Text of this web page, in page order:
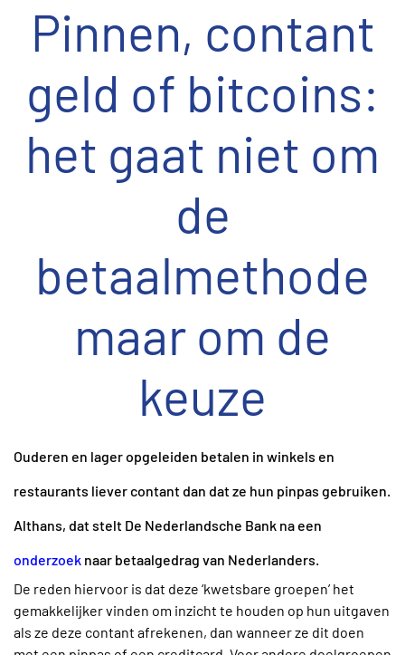
Pinnen, contant
geld of bitcoins:
het gaat niet om
de
betaalmethode
maar om de
keuze
Ouderen en lager opgeleiden betalen in winkels en
restaurants liever contant dan dat ze hun pinpas gebruiken.
Althans, dat stelt De Nederlandsche Bank na een
onderzoek naar betaalgedrag van Nederlanders.
De reden hiervoor is dat deze ‘kwetsbare groepen’ het
gemakkelijker vinden om inzicht te houden op hun uitgaven
als ze deze contant afrekenen, dan wanneer ze dit doen